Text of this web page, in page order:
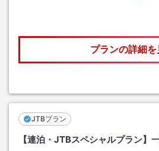
プランの詳細を
JTBプラン
【連泊・JTBスペシャルプラン】